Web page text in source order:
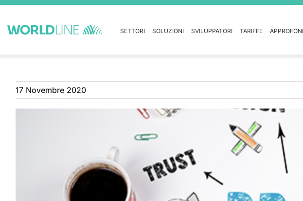
SETTORI SOLUZIONI SVILUPPATORI TARIFFE
17 Novembre 2020